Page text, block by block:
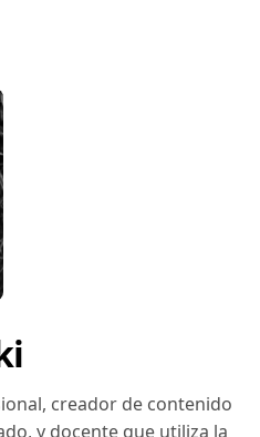
creador de contenido
y docente que utiliza la